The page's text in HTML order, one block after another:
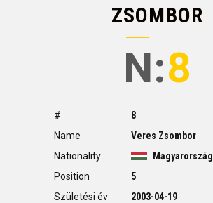
ZSOMBOR
N:8
#
8
Name
Veres Zsombor
Nationality
Magyarország
Position
5
Születési év
2003-04-19